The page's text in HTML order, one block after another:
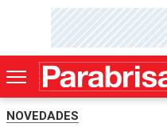
NOVEDADES